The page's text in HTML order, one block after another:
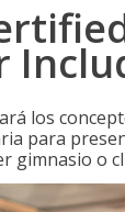
los
para
gimnasio o